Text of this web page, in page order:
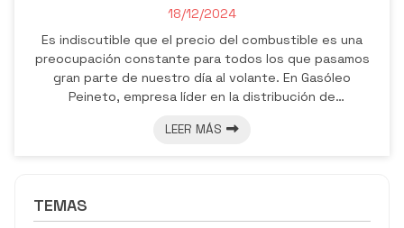
TEMAS
18/12/2024
Es indiscutible que el precio del combustible es una
preocupación constante para todos los que pasamos
gran parte de nuestro día al volante. En Gasóleo
Peineto, empresa líder en la distribución de
importancia de ayudarle a reducir sus gastos sin que
sea más barato. Planifique bien sus rutas ...
LEER MÁS